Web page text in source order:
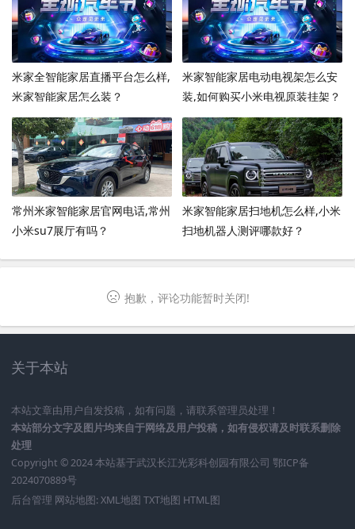
米家全智能家居直播平台怎么样,
米家智能家居怎么装？
米家智能家居电动电视架怎么安
装,如何购买小米电视原装挂架？
常州米家智能家居官网电话,常州
小米su7展厅有吗？
米家智能家居扫地机怎么样,小米
扫地机器人测评哪款好？
抱歉，评论功能暂时关闭!
关于本站
本站文章由用户自发投稿，如有问题，请联系管理员处理！
本站部分文字及图片均来自于网络及用户投稿，如有侵权请及时联系删除
处理
Copyright © 2024 本站基于武汉长江光彩科创园有限公司 鄂ICP备
2024070889号
后台管理 网站地图: XML地图 TXT地图 HTML图